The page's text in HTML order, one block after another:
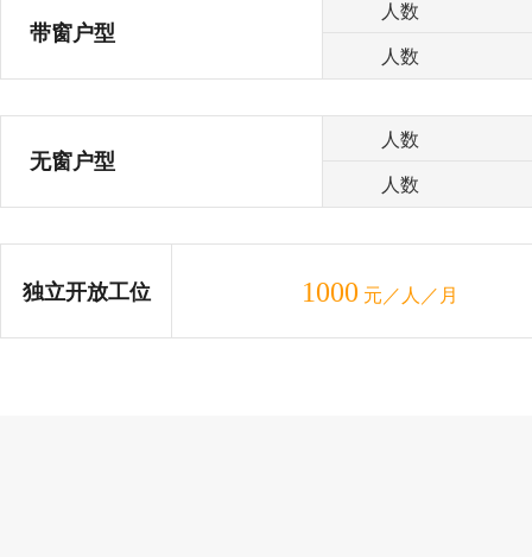
带窗户型
人数
人数
无窗户型
人数
人数
独立开放工位 1000 元／人／月